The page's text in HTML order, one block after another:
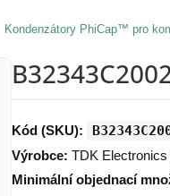
Kondenzátory PhiCap™ pro
Kód (SKU):
Výrobce: TDK
Minimální objednací